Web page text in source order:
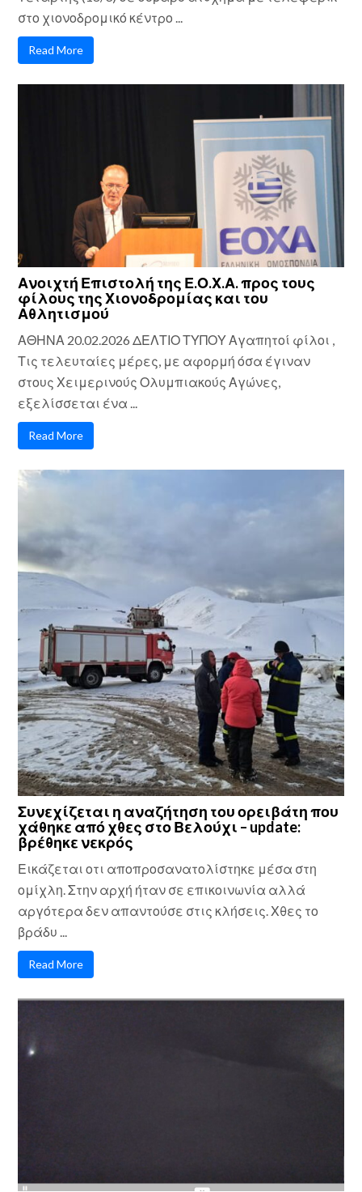
στο χιονοδρομικό κέντρο ...
Read More
Ανοιχτή Επιστολή της Ε.Ο.Χ.Α. προς τους
φίλους της Χιονοδρομίας και του
Αθλητισμού
ΑΘΗΝΑ 20.02.2026 ΔΕΛΤΙΟ ΤΥΠΟΥ Αγαπητοί φίλοι ,
Τις τελευταίες μέρες, με αφορμή όσα έγιναν
στους Χειμερινούς Ολυμπιακούς Αγώνες,
εξελίσσεται ένα ...
Read More
Συνεχίζεται η αναζήτηση του ορειβάτη που
χάθηκε από χθες στο Βελούχι – update:
βρέθηκε νεκρός
Εικάζεται οτι αποπροσανατολίστηκε μέσα στη
ομίχλη. Στην αρχή ήταν σε επικοινωνία αλλά
αργότερα δεν απαντούσε στις κλήσεις. Χθες το
βράδυ ...
Read More